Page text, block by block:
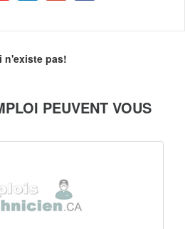
n'existe pas!
PEUVENT VOUS